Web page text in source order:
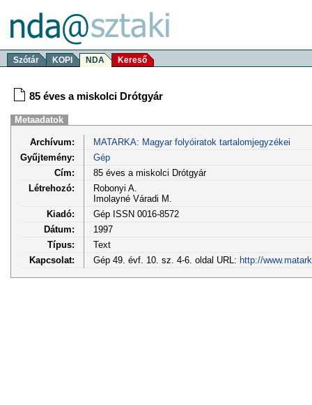
Szótár KOPI NDA Kereső
85 éves a miskolci Drótgyár
Metaadatok
Archívum:
MATARKA: Magyar folyóiratok tartalomjegyzékei
Gyűjtemény:
Gép
Cím:
85 éves a miskolci Drótgyár
Létrehozó:
Robonyi A.
Imolayné Váradi M.
Kiadó:
Gép ISSN 0016-8572
Dátum:
1997
Típus:
Text
Kapcsolat:
Gép 49. évf. 10. sz. 4-6. oldal URL: http://